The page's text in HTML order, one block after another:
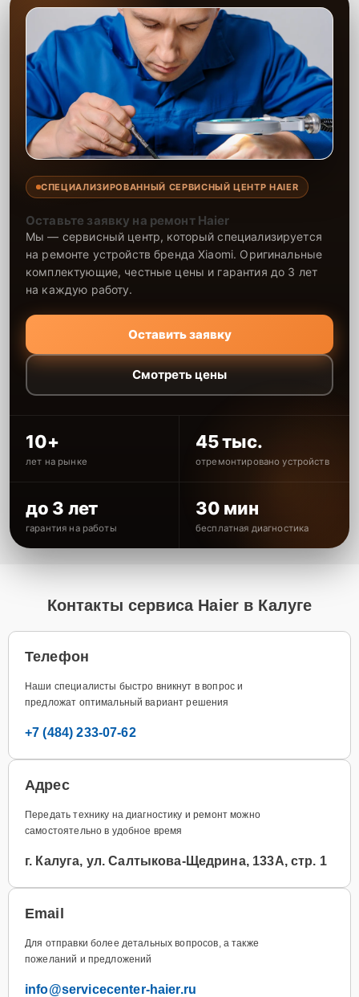
СПЕЦИАЛИЗИРОВАННЫЙ СЕРВИСНЫЙ ЦЕНТР HAIER
Оставьте заявку на ремонт Haier
Мы — сервисный центр, который специализируется
на ремонте устройств бренда Xiaomi. Оригинальные
комплектующие, честные цены и гарантия до 3 лет
на каждую работу.
Оставить заявку
Смотреть цены
10+
лет на рынке
45 тыс.
отремонтировано устройств
до 3 лет
гарантия на работы
30 мин
бесплатная диагностика
Контакты сервиса Haier в Калуге
Телефон
Наши специалисты быстро вникнут в вопрос и
предложат оптимальный вариант решения
+7 (484) 233-07-62
Адрес
Передать технику на диагностику и ремонт можно
самостоятельно в удобное время
г. Калуга, ул. Салтыкова-Щедрина, 133А, стр. 1
Email
Для отправки более детальных вопросов, а также
пожеланий и предложений
info@servicecenter-haier.ru